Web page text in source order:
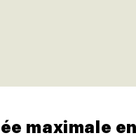
maximale